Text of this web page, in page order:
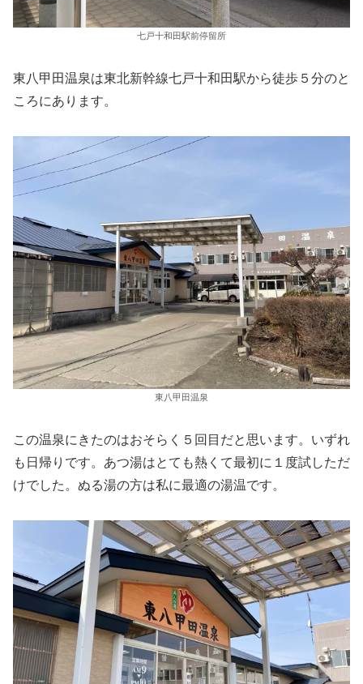
七戸十和田駅前停留所
東八甲田温泉は東北新幹線七戸十和田駅から徒歩５分のと
ころにあります。
東八甲田温泉
この温泉にきたのはおそらく５回目だと思います。いずれ
も日帰りです。あつ湯はとても熱くて最初に１度試しただ
けでした。ぬる湯の方は私に最適の湯温です。